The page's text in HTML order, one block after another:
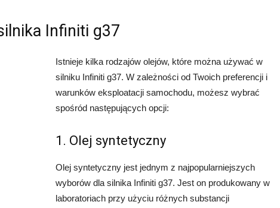
Infiniti g37
Istnieje kilka rodzajów olejów, które można używać w
silniku Infiniti g37. W zależności od Twoich preferencji i
warunków eksploatacji samochodu, możesz wybrać
spośród następujących opcji:
1. Olej syntetyczny
Olej syntetyczny jest jednym z najpopularniejszych
wyborów dla silnika Infiniti g37. Jest on produkowany w
laboratoriach przy użyciu różnych substancji